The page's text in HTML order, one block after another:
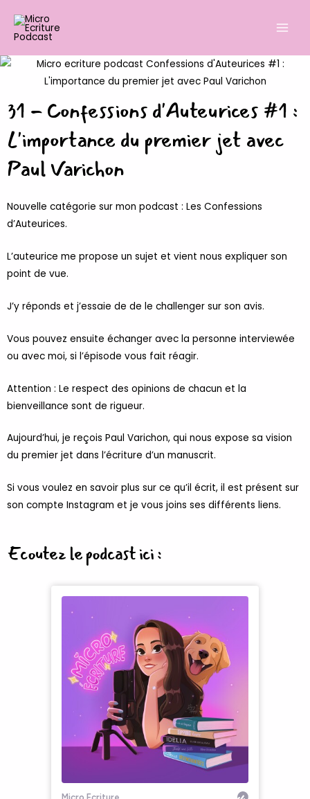
contenu
31 - Confessions d'Auteurices #1 :
L'importance du premier jet avec
Paul Varichon
Nouvelle catégorie sur mon podcast : Les Confessions
d’Auteurices.
L’auteurice me propose un sujet et vient nous expliquer son
point de vue.
J’y réponds et j’essaie de de le challenger sur son avis.
Vous pouvez ensuite échanger avec la personne interviewée
ou avec moi, si l’épisode vous fait réagir.
Attention : Le respect des opinions de chacun et la
bienveillance sont de rigueur.
Aujourd’hui, je reçois Paul Varichon, qui nous expose sa vision
du premier jet dans l’écriture d’un manuscrit.
Si vous voulez en savoir plus sur ce qu’il écrit, il est présent sur
son compte Instagram et je vous joins ses différents liens.
Ecoutez le podcast ici :